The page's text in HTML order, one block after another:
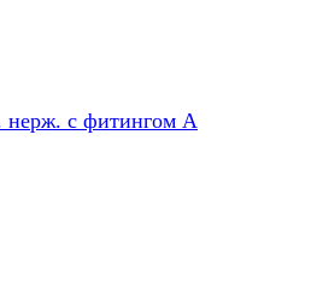
нерж. с фитингом А